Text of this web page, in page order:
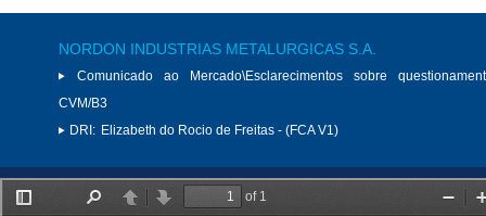
NORDON INDUSTRIAS METALURGICAS S.A.
Comunicado ao Mercado\Esclarecimentos sobre
CVM/B3
DRI: Elizabeth do Rocio de Freitas - (FCA V1)